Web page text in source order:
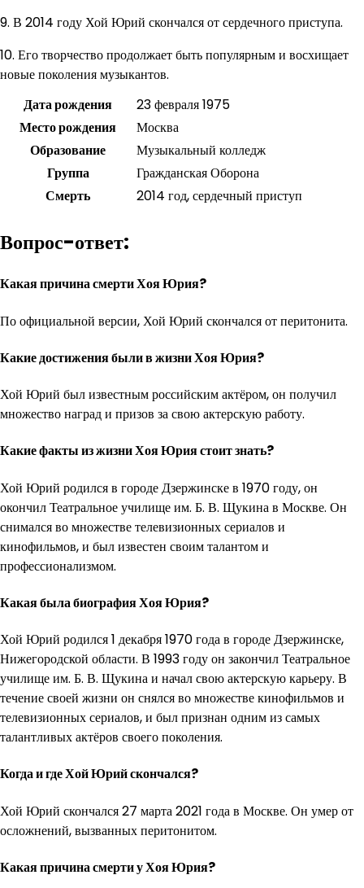
9. В 2014 году Хой Юрий скончался от сердечного приступа.
10. Его творчество продолжает быть популярным и восхищает
новые поколения музыкантов.
Дата рождения
23 февраля 1975
Место рождения
Москва
Образование
Музыкальный колледж
Группа
Гражданская Оборона
Смерть
2014 год, сердечный приступ
Вопрос-ответ:
Какая причина смерти Хоя Юрия?
По официальной версии, Хой Юрий скончался от перитонита.
Какие достижения были в жизни Хоя Юрия?
Хой Юрий был известным российским актёром, он получил
множество наград и призов за свою актерскую работу.
Какие факты из жизни Хоя Юрия стоит знать?
Хой Юрий родился в городе Дзержинске в 1970 году, он
окончил Театральное училище им. Б. В. Щукина в Москве. Он
снимался во множестве телевизионных сериалов и
кинофильмов, и был известен своим талантом и
профессионализмом.
Какая была биография Хоя Юрия?
Хой Юрий родился 1 декабря 1970 года в городе Дзержинске,
Нижегородской области. В 1993 году он закончил Театральное
училище им. Б. В. Щукина и начал свою актерскую карьеру. В
течение своей жизни он снялся во множестве кинофильмов и
телевизионных сериалов, и был признан одним из самых
талантливых актёров своего поколения.
Когда и где Хой Юрий скончался?
Хой Юрий скончался 27 марта 2021 года в Москве. Он умер от
осложнений, вызванных перитонитом.
Какая причина смерти у Хоя Юрия?